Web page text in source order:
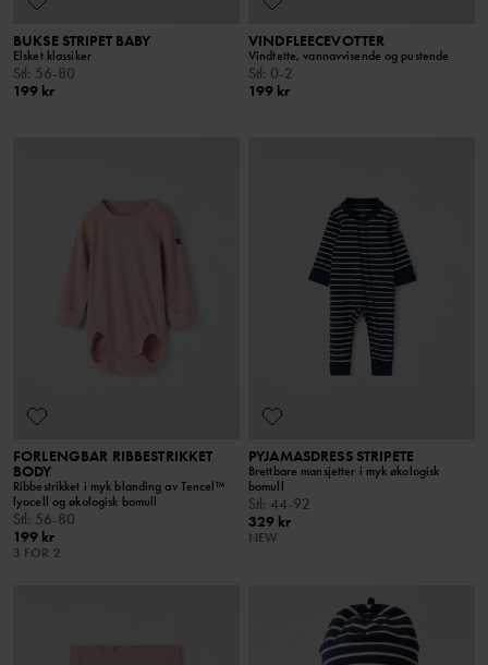
BUKSE STRIPET BABY
Elsket klassiker
Stl: 56-80
199 kr
VINDFLEECEVOTTER
Vindtette, vannavvisende og pustende
Stl: 0-2
199 kr
FORLENGBAR RIBBESTRIKKET
BODY
Ribbestrikket i myk blanding av Tencel™
lyocell og økologisk bomull
Stl: 56-80
199 kr
3 FOR 2
PYJAMASDRESS STRIPETE
Brettbare mansjetter i myk økologisk
bomull
Stl: 44-92
329 kr
NEW